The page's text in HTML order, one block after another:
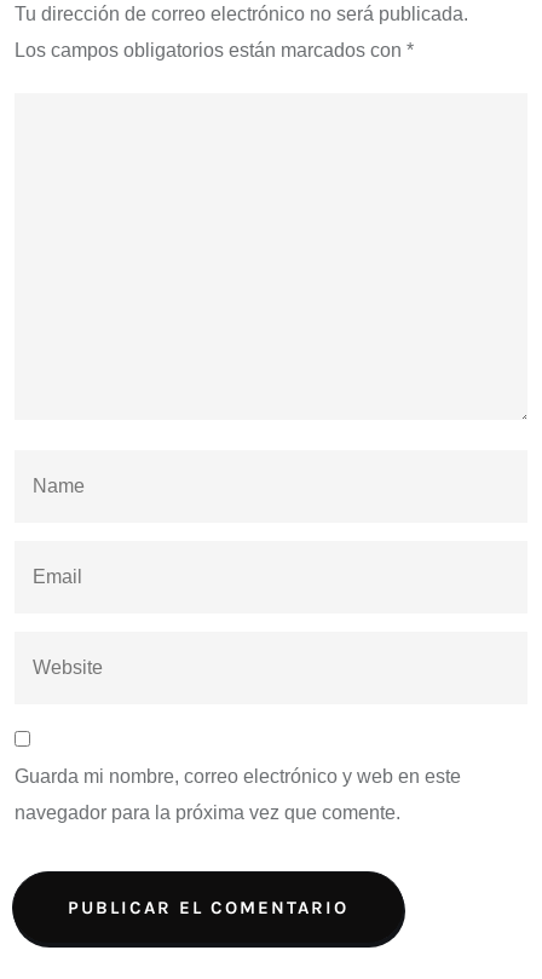
Tu dirección de correo electrónico no será publicada.
Los campos obligatorios están marcados con *
Guarda mi nombre, correo electrónico y web en este
navegador para la próxima vez que comente.